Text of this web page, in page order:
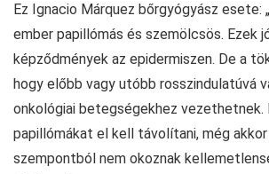
Ez Ignacio Márquez bőrgyógyász esete:
ember papillómás és szemölcsös. Ezek
képződmények az epidermiszen. De a
hogy előbb vagy utóbb rosszindulatúvá
onkológiai betegségekhez vezethetnek.
papillómákat el kell távolítani, még
szempontból nem okoznak